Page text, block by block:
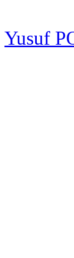
Yusuf